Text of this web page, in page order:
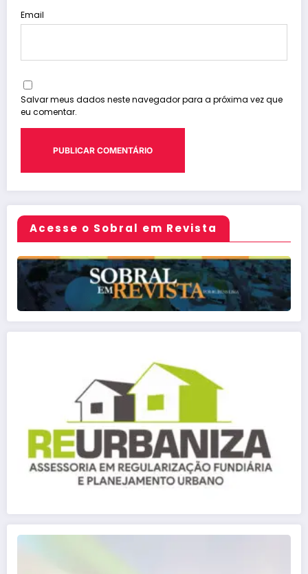
Email
Salvar meus dados neste navegador para a próxima vez que
eu comentar.
Acesse o Sobral em Revista